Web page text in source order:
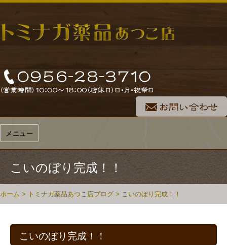
メニュー
こいのぼり完成！！
ホーム > トミナガ薬品あつこ店ブログ > こいのぼり完成！！
こいのぼり完成！！